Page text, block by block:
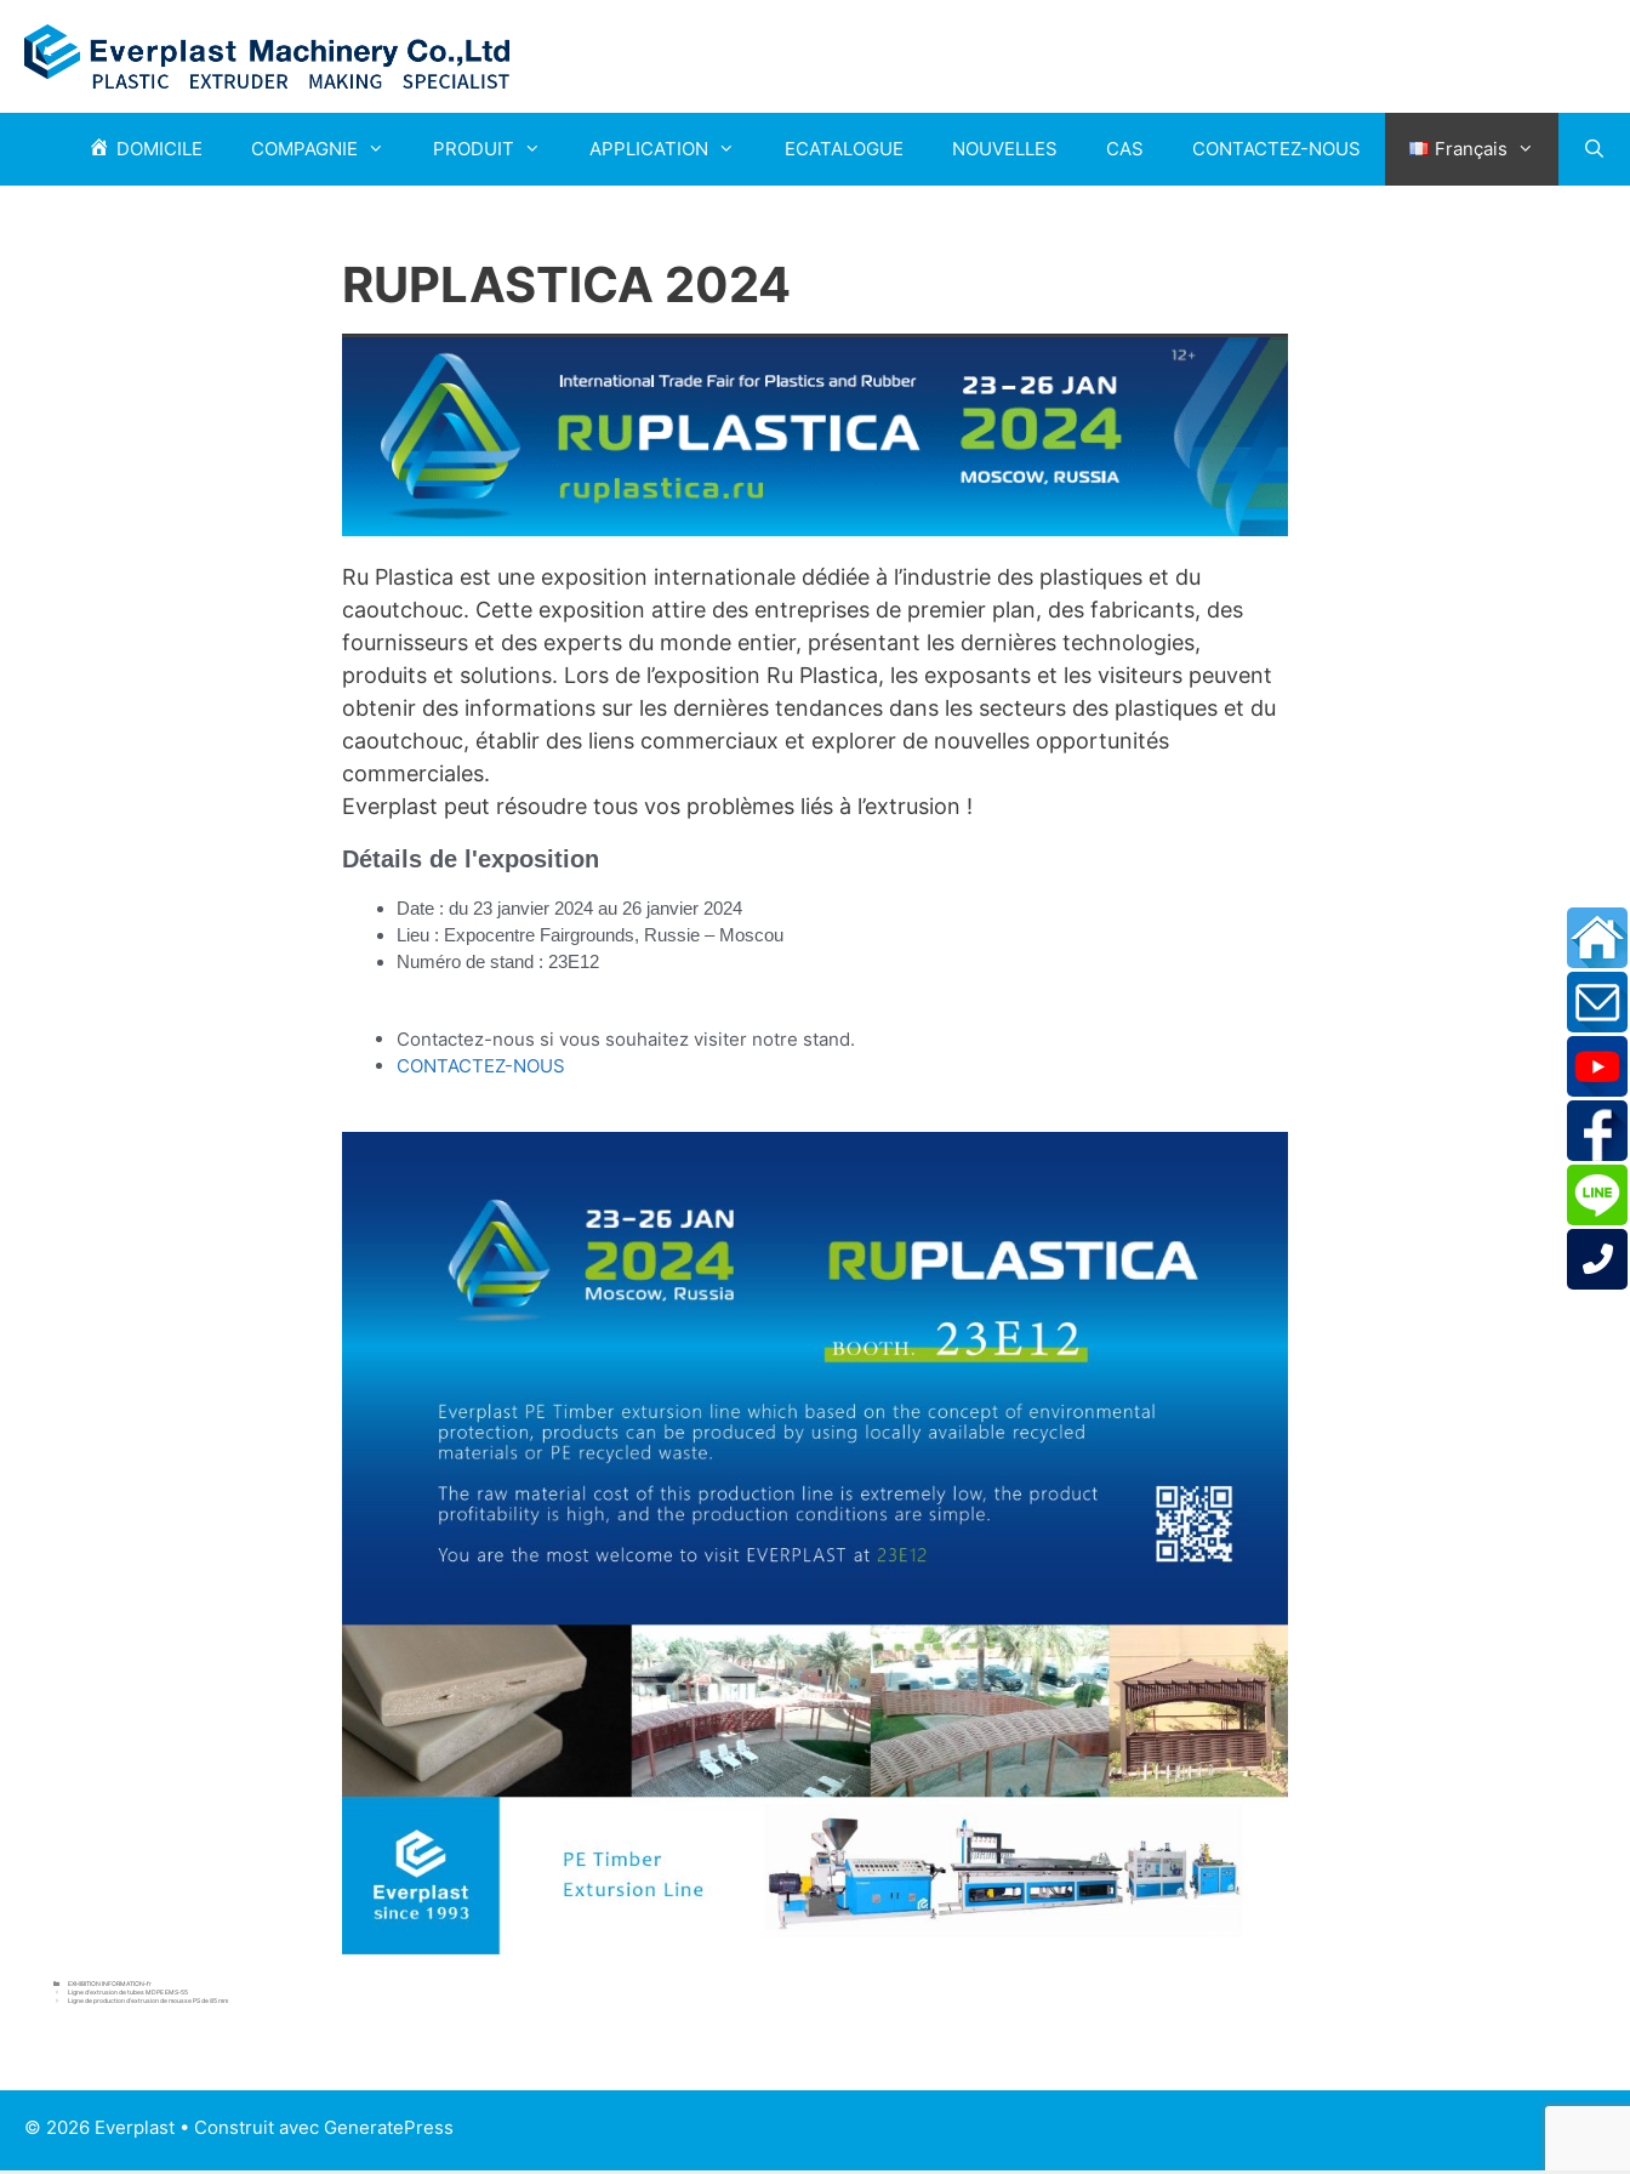
DOMICILE COMPAGNIE PRODUIT APPLICATION ECATALOGUE NOUVELLES CAS CONTACTEZ-NOUS Français
RUPLASTICA 2024
Ru Plastica est une exposition internationale dédiée à l’industrie des plastiques et du
caoutchouc. Cette exposition attire des entreprises de premier plan, des fabricants, des
fournisseurs et des experts du monde entier, présentant les dernières technologies,
produits et solutions. Lors de l’exposition Ru Plastica, les exposants et les visiteurs peuvent
obtenir des informations sur les dernières tendances dans les secteurs des plastiques et du
caoutchouc, établir des liens commerciaux et explorer de nouvelles opportunités
commerciales.
Everplast peut résoudre tous vos problèmes liés à l’extrusion !
Détails de l'exposition
Date : du 23 janvier 2024 au 26 janvier 2024
Lieu : Expocentre Fairgrounds, Russie – Moscou
Numéro de stand : 23E12
Contactez-nous si vous souhaitez visiter notre stand.
CONTACTEZ-NOUS
EXHIBITION INFORMATION-fr
Ligne d’extrusion de tubes MDPE EMS-55
Ligne de production d’extrusion de mousse PS de 85 mm
© 2026 Everplast • Construit avec GeneratePress